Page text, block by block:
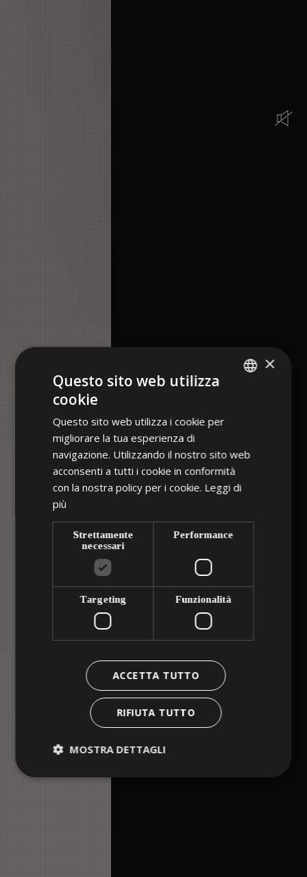
×
Questo sito web utilizza
cookie
Questo sito web utilizza i cookie per
migliorare la tua esperienza di
navigazione. Utilizzando il nostro sito web
acconsenti a tutti i cookie in conformità
con la nostra policy per i cookie. Leggi di
più
Strettamente
necessari
Performance
Targeting Funzionalità
ACCETTA TUTTO
RIFIUTA TUTTO
MOSTRA DETTAGLI